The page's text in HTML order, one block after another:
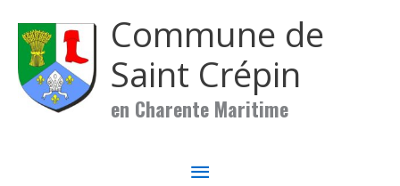
Commune de
Saint Crépin
en Charente Maritime
MENU